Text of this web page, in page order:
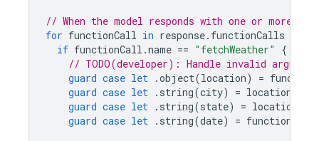
// When the model responds with one or more
for functionCall in response. functionCalls
if functionCall .name == "fetchWeather"
{
// TODO(developer): Handle invalid
guard case let .object(location) =
guard case let . string(city) = location
guard case let . string(state) = location
guard case let . string(date) = functionCall